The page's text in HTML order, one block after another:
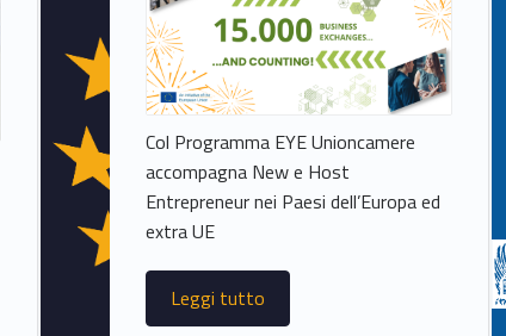
Col Programma EYE Unioncamere
accompagna New e Host
Entrepreneur nei Paesi dell’Europa ed
extra UE
Leggi tutto